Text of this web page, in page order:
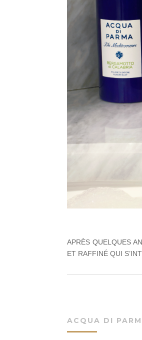
APRÈS QUELQUES
ET RAFFINÉ QUI
ACQUA DI